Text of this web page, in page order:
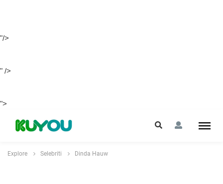
"/>
" />
">
Explore Selebriti Dinda Hauw